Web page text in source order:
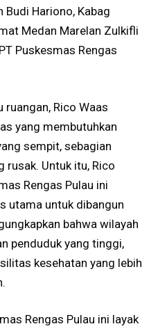
Hariono, Kabag
Medan Marelan Zulkifli
Puskesmas Rengas
Rico Waas
yang membutuhkan
sempit, sebagian
rusak. Untuk itu, Rico
Rengas Pulau ini
utama untuk dibangun
bahwa wilayah
penduduk yang tinggi,
kesehatan yang lebih
Rengas Pulau ini layak